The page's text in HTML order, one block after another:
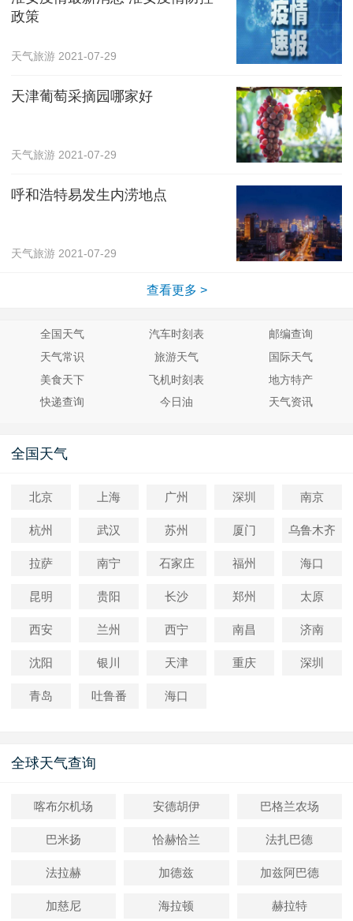
政策
天气旅游 2021-07-29
天津葡萄采摘园哪家好
天气旅游 2021-07-29
呼和浩特易发生内涝地点
天气旅游 2021-07-29
查看更多 >
全国天气 汽车时刻表
邮编查询
天气常识
旅游天气
国际天气
美食天下
飞机时刻表
地方特产
快递查询
今日油 天气资讯
全国天气
北京 上海 广州 深圳 南京
杭州 武汉 苏州 厦门 乌鲁木齐
拉萨 南宁 石家庄 福州 海口
昆明 贵阳 长沙 郑州 太原
西安 兰州 西宁 南昌 济南
沈阳 银川 天津 重庆 深圳
青岛 吐鲁番 海口
全球天气查询
喀布尔机场 安德胡伊 巴格兰农场
巴米扬 恰赫恰兰 法扎巴德
法拉赫 加德兹 加兹阿巴德
加慈尼 海拉顿 赫拉特